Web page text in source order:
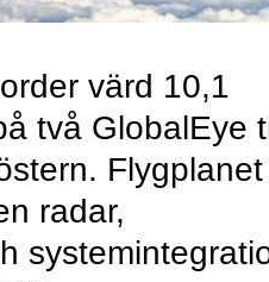
värd 10,1
två GlobalEye
radar,